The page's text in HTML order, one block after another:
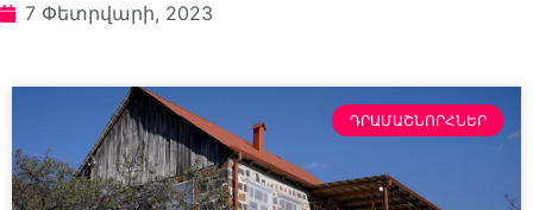
7 Փետրվարի, 2023
ԴՐԱՄԱՇՆՈՐՀՆԵՐ